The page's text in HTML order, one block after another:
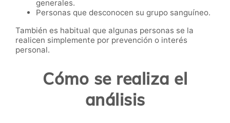
generales.
Personas que desconocen su grupo sanguíneo.
También es habitual que algunas personas se la
realicen simplemente por prevención o interés
personal.
Cómo se realiza el
análisis